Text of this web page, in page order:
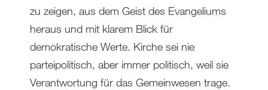
zu zeigen, aus dem Geist des Evangeliums
heraus und mit klarem Blick für
demokratische Werte. Kirche sei nie
parteipolitisch, aber immer politisch, weil sie
Verantwortung für das Gemeinwesen trage.